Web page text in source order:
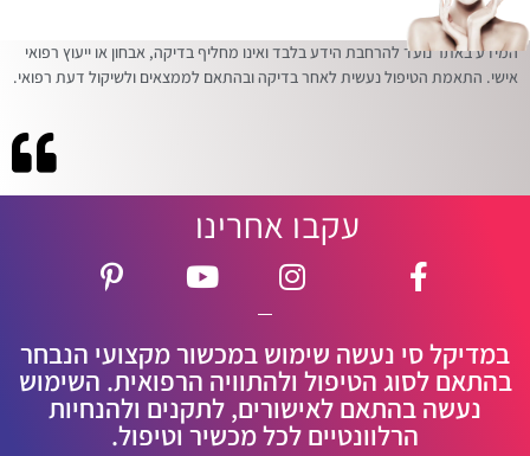
המידע באתר נועד להרחבת הידע בלבד ואינו מחליף בדיקה, אבחון או ייעוץ רפואי
אישי. התאמת הטיפול נעשית לאחר בדיקה ובהתאם לממצאים ולשיקול דעת רפואי.
עקבו אחרינו
במדיקל סי נעשה שימוש במכשור מקצועי הנבחר
בהתאם לסוג הטיפול ולהתוויה הרפואית. השימוש
נעשה בהתאם לאישורים, לתקנים ולהנחיות
הרלוונטיים לכל מכשיר וטיפול.